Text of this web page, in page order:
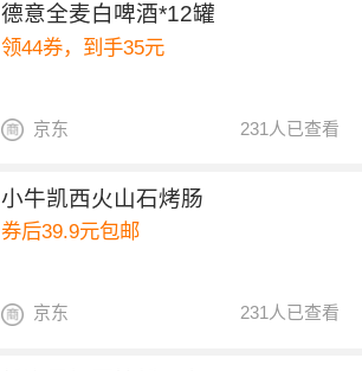
德意全麦白啤酒*12罐
领44券，到手35元
231人已查看
京东
小牛凯西火山石烤肠
券后39.9元包邮
231人已查看
京东